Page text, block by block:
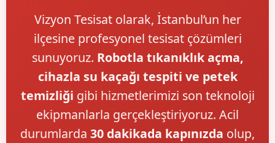
Vizyon Tesisat olarak, İstanbul’un her
ilçesine profesyonel tesisat çözümleri
sunuyoruz. Robotla tıkanıklık açma,
cihazla su kaçağı tespiti ve petek
temizliği gibi hizmetlerimizi son teknoloji
ekipmanlarla gerçekleştiriyoruz. Acil
durumlarda 30 dakikada kapınızda olup,